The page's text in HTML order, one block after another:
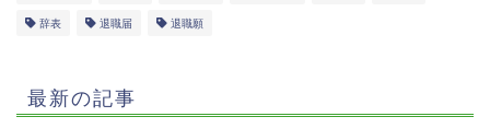
辞表 退職届 退職願
最新の記事